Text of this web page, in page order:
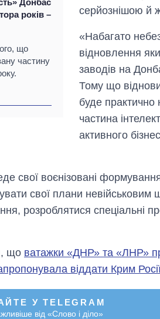
років –
що
частину
серйознішою й
«Набагато
відновлення
заводів на
Тому що
буде
частина
активного
свої воєнізовані
свої плани невійськовим
розроблятися спеціальні
що ватажки «ДНР» та «ЛНР»
віддати Крим
У TELEGRAM
від «Слово і діло»